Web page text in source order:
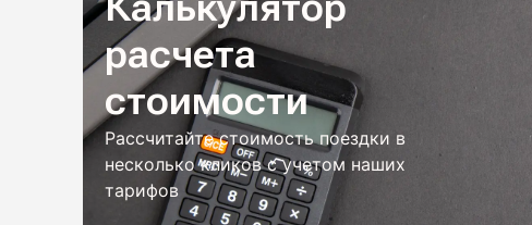
расчета
стоимости
Рассчитайте стоимость поездки в
несколько кликов с учетом наших
тарифов